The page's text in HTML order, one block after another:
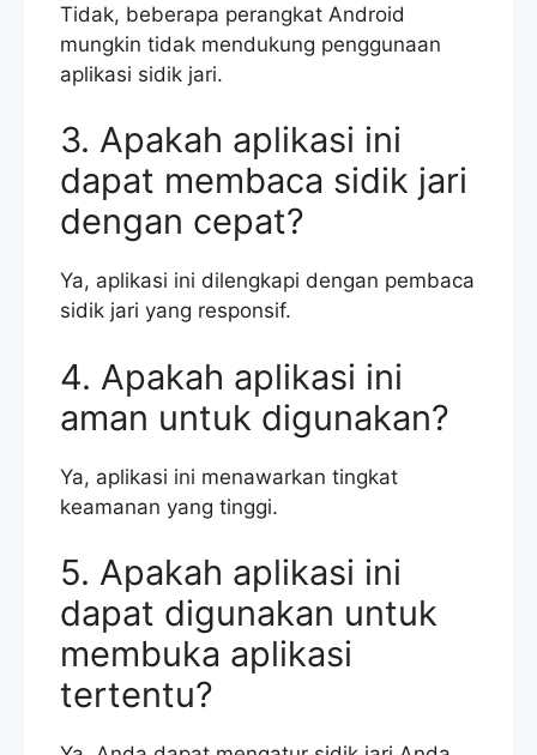
Tidak, beberapa perangkat Android
mungkin tidak mendukung penggunaan
aplikasi sidik jari.
3. Apakah aplikasi ini
dapat membaca sidik jari
dengan cepat?
Ya, aplikasi ini dilengkapi dengan pembaca
sidik jari yang responsif.
4. Apakah aplikasi ini
aman untuk digunakan?
Ya, aplikasi ini menawarkan tingkat
keamanan yang tinggi.
5. Apakah aplikasi ini
dapat digunakan untuk
membuka aplikasi
tertentu?